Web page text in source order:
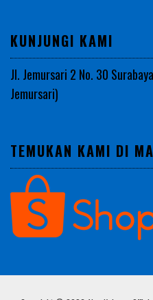
KUNJUNGI KAMI
Jl. Jemursari 2 No. 30
Jemursari)
TEMUKAN KAMI DI